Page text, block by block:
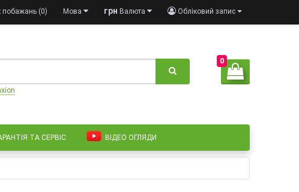
Обліковий запис
грн Валюта
Мова
побажань (0)
0
ТА СЕРВІС ВІДЕО ОГЛЯДИ